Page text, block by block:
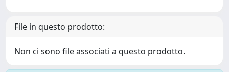
File in questo prodotto:
Non ci sono file associati a questo prodotto.